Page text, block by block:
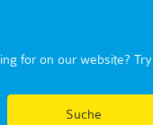
for on our website? Try